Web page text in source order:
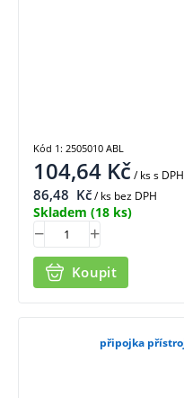
104,64 Kč/ kss DPH
86,48 Kč/ ks bez DPH
Skladem (18 ks)
Koupit
Kód 1: 2505010 ABL